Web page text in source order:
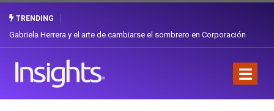
TRENDING
Gabriela Herrera y el arte de cambiarse el sombrero en Corporación